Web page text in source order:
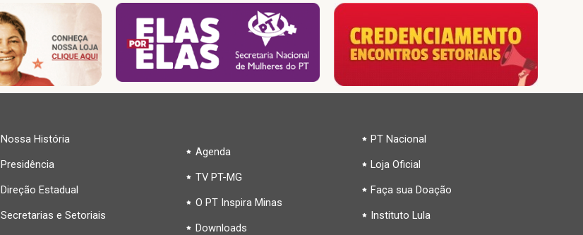
Nossa História
Presidência
Direção Estadual
Secretarias e Setoriais
Agenda
TV PT-MG
O PT Inspira Minas
Downloads
PT Nacional
Loja Oficial
Faça sua Doação
Instituto Lula